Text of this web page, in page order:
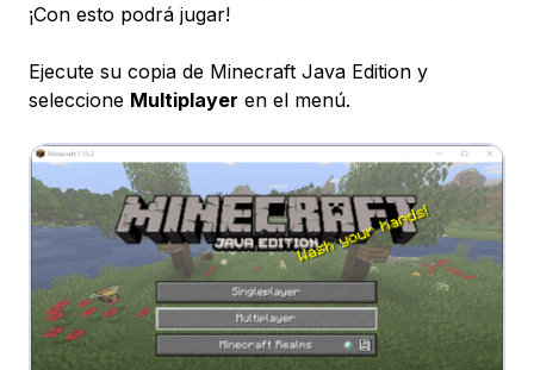
¡Con esto podrá jugar!
Ejecute su copia de Minecraft Java Edition y
seleccione Multiplayer en el menú.